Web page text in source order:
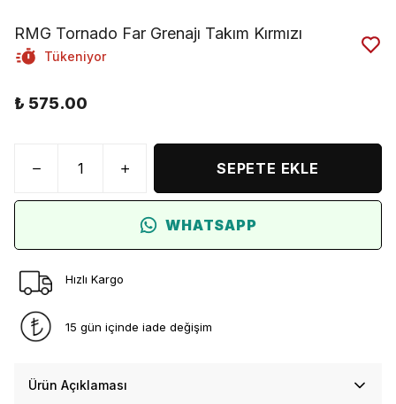
RMG Tornado Far Grenajı Takım Kırmızı
Tükeniyor
₺ 575.00
SEPETE EKLE
WHATSAPP
Hızlı Kargo
15 gün içinde iade değişim
Ürün Açıklaması